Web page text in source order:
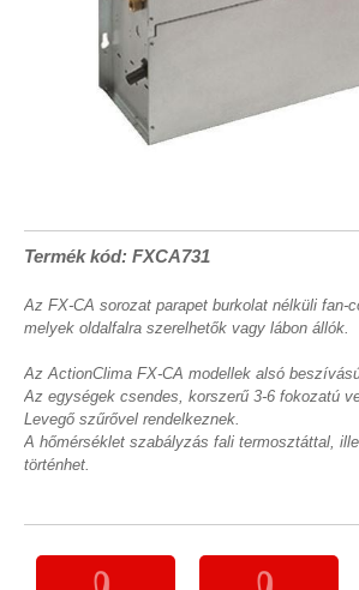
Termék kód: FXCA731
Az FX-CA sorozat parapet burkolat nélküli fan-
melyek oldalfalra szerelhetők vagy lábon állók.
Az ActionClima FX-CA modellek alsó
Az egységek csendes, korszerű 3-6 fokozatú
Levegő szűrővel rendelkeznek.
A hőmérséklet szabályzás fali termosztáttal,
történhet.